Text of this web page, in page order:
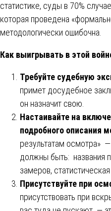
статистике, суды в 70%
которая проведена
методологически ошибочна.
Как выигрывать в этой
Требуйте судебную
примет досудебное
он назначит свою.
Настаивайте на
подробного описания
результатам осмотра»
должны быть: названия
замеров,
Присутствуйте при
присутствовать при